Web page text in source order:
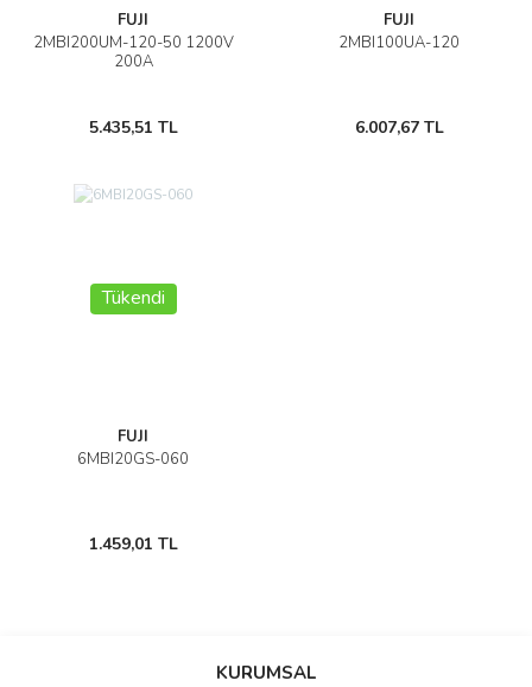
FUJI
2MBI200UM-120-50 1200V
200A
5.435,51 TL
FUJI
2MBI100UA-120
6.007,67 TL
Tükendi
FUJI
6MBI20GS-060
1.459,01 TL
KURUMSAL